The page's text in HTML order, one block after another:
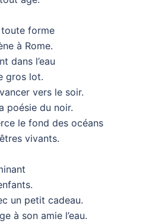
forme
à Rome.
dans l’eau
gros lot.
vers le soir.
poésie du noir.
le fond des océans
vivants.
un petit cadeau.
à son amie l’eau.